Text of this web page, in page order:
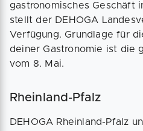
gastronomisches Geschäft
stellt der DEHOGA
Verfügung. Grundlage für
deiner Gastronomie ist die
vom 8. Mai.
Rheinland-Pfalz
DEHOGA Rheinland-Pfalz